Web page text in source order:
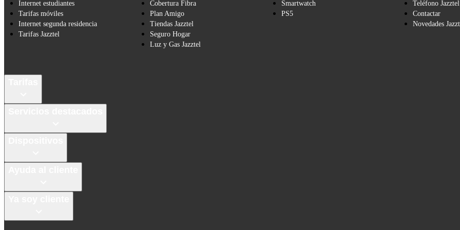
Internet estudiantes
Tarifas móviles
Internet segunda residencia
Tarifas Jazztel
Cobertura Fibra
Plan Amigo
Tiendas Jazztel
Seguro Hogar
Luz y Gas Jazztel
Smartwatch
PS5
Teléfono Jazztel
Contactar
Novedades